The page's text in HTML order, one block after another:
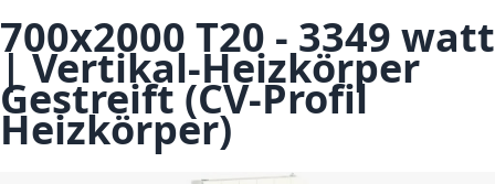
700x2000 T20 - 3349 watt
| Vertikal-Heizkörper
Gestreift (CV-Profil
Heizkörper)